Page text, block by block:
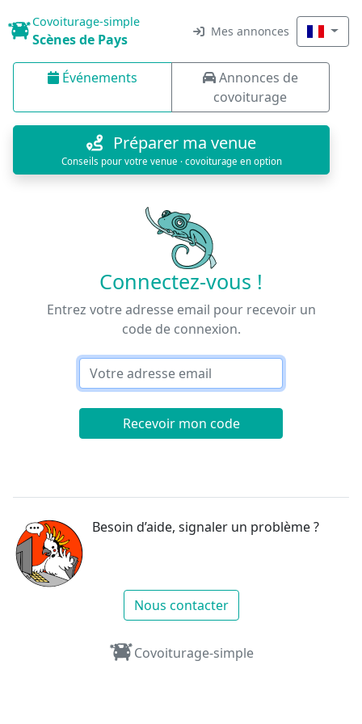
Covoiturage-simple
Scènes de Pays Mes annonces
Événements
Annonces de
covoiturage
Préparer ma venue
Conseils pour votre venue · covoiturage en option
Connectez-vous !
Entrez votre adresse email pour recevoir un
code de connexion.
Recevoir mon code
Besoin d’aide, signaler un problème ?
Nous contacter
Covoiturage-simple